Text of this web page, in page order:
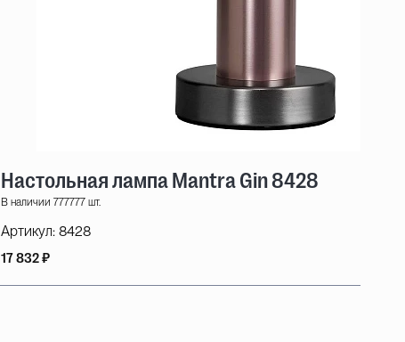
Настольная лампа Mantra Gin 8428
В наличии 777777 шт.
Артикул: 8428
17 832 ₽